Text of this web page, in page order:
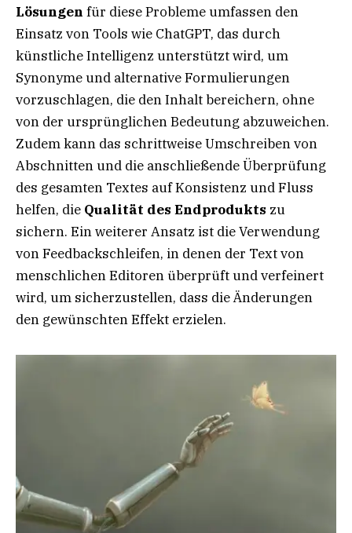
Lösungen für diese Probleme umfassen den
Einsatz von Tools wie ChatGPT, das durch
künstliche Intelligenz unterstützt wird, um
Synonyme und alternative Formulierungen
vorzuschlagen, die den Inhalt bereichern, ohne
von der ursprünglichen Bedeutung abzuweichen.
Zudem kann das schrittweise Umschreiben von
Abschnitten und die anschließende Überprüfung
des gesamten Textes auf Konsistenz und Fluss
helfen, die Qualität des Endprodukts zu
sichern. Ein weiterer Ansatz ist die Verwendung
von Feedbackschleifen, in denen der Text von
menschlichen Editoren überprüft und verfeinert
wird, um sicherzustellen, dass die Änderungen
den gewünschten Effekt erzielen.